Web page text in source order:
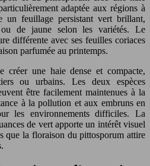
adaptée aux régions à
feuillage persistant vert brillant,
de jaune selon les variétés. Le
différente avec ses feuilles coriaces
parfumée au printemps.
créer une haie dense et compacte,
ou urbains. Les deux espèces
être facilement maintenues à la
à la pollution et aux embruns en
les environnements difficiles. La
de vert apporte un intérêt visuel
que la floraison du pittosporum attire